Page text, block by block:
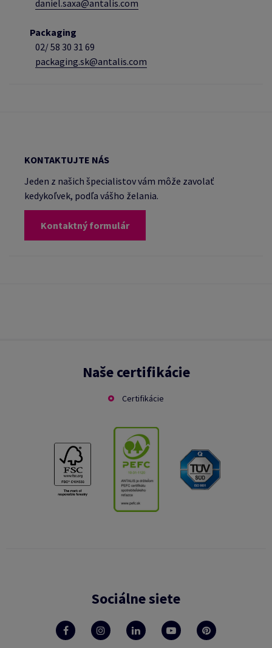
daniel.saxa@antalis.com
Packaging
02/58 30 31 69
packaging.sk@antalis.com
KONTAKTUJTE NÁS
Jeden z našich špecialistov vám môže zavolať
kedykoľvek, podľa vášho želania.
Kontaktný formulár
Naše certifikácie
Certifikácie
Sociálne siete